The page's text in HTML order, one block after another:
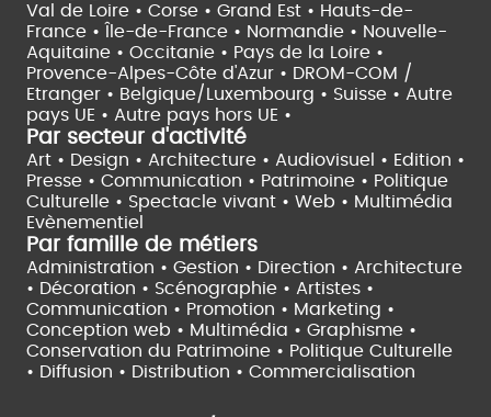
Val de Loire • Corse • Grand Est • Hauts-de-
France •
Île-de-France • Normandie • Nouvelle-
Aquitaine • Occitanie • Pays de la Loire •
Provence-Alpes-Côte d'Azur • DROM-COM /
Etranger • Belgique/Luxembourg • Suisse • Autre
pays UE • Autre pays hors UE •
Par secteur d'activité
Art • Design • Architecture • Audiovisuel • Edition •
Presse • Communication • Patrimoine • Politique
Culturelle • Spectacle vivant • Web • Multimédia
Evènementiel
Par famille de métiers
Administration • Gestion • Direction • Architecture
• Décoration • Scénographie • Artistes •
Communication • Promotion • Marketing •
Conception web • Multimédia • Graphisme •
Conservation du Patrimoine • Politique Culturelle
• Diffusion • Distribution • Commercialisation